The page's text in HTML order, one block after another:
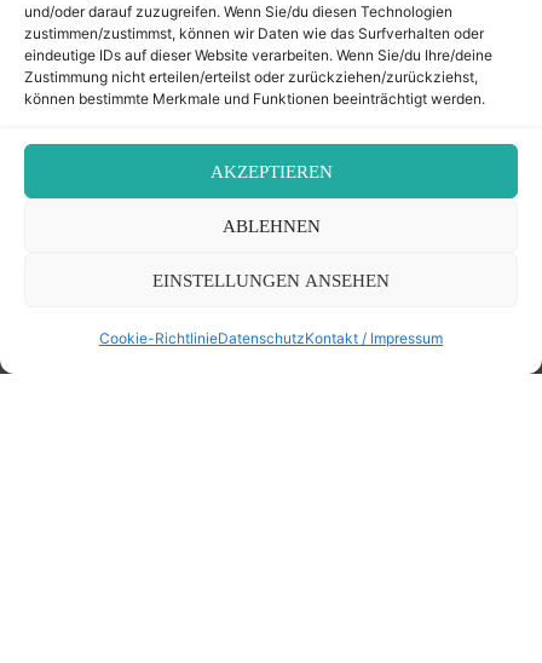
und/oder darauf zuzugreifen. Wenn Sie/du diesen Technologien
zustimmen/zustimmst, können wir Daten wie das Surfverhalten oder
eindeutige IDs auf dieser Website verarbeiten. Wenn Sie/du Ihre/deine
Zustimmung nicht erteilen/erteilst oder zurückziehen/zurückziehst,
können bestimmte Merkmale und Funktionen beeinträchtigt werden.
AKZEPTIEREN
ABLEHNEN
EINSTELLUNGEN ANSEHEN
Cookie-RichtlinieDatenschutzKontakt / Impressum
01. 12. 25: Korrekturen der Zahlen der Bestatteten im
Überblicksartikel zum jüdischen Friedhof Währing.